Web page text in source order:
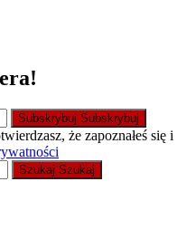
Subskrybuj Subskrybuj
że zapoznałeś się i
Szukaj Szukaj